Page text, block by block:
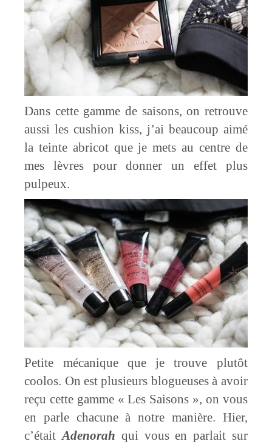
Dans cette gamme de saisons, on retrouve
aussi les cushion kiss, j’ai beaucoup aimé
la teinte abricot que je mets au centre de
mes lèvres pour donner un effet plus
pulpeux.
Petite mécanique que je trouve plutôt
coolos. On est plusieurs blogueuses à avoir
reçu cette gamme « Les Saisons », on vous
en parle chacune à notre manière. Hier,
c’étaitAdenorah qui vous en parlait sur